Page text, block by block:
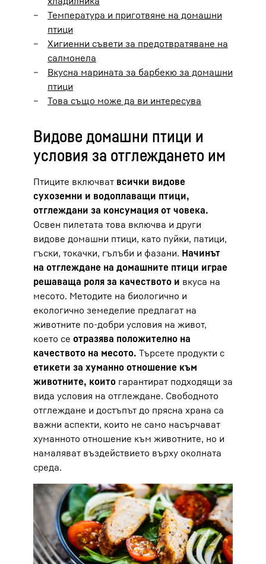
Температура и приготвяне на домашни
птици
Хигиенни съвети за предотвратяване на
салмонела
Вкусна марината за барбекю за домашни
птици
Това също може да ви интересува
Видове домашни птици и
условия за отглеждането им
Птиците включват всички видове
сухоземни и водоплаващи птици,
отглеждани за консумация от човека.
Освен пилетата това включва и други
видове домашни птици, като пуйки, патици,
гъски, токачки, гълъби и фазани. Начинът
на отглеждане на домашните птици играе
решаваща роля за качеството и вкуса на
месото. Методите на биологично и
екологично земеделие предлагат на
животните по-добри условия на живот,
което се отразява положително на
качеството на месото. Търсете продукти с
етикети за хуманно отношение към
животните, които гарантират подходящи за
вида условия на отглеждане. Свободното
отглеждане и достъпът до прясна храна са
важни аспекти, които не само насърчават
хуманното отношение към животните, но и
намаляват въздействието върху околната
среда.